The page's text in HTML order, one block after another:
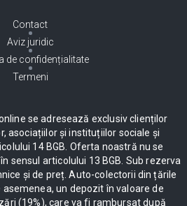
Contact
Aviz juridic
de confidențialitate
Termeni
se adresează exclusiv clienților
asociațiilor și instituțiilor sociale și
14 BGB. Oferta noastră nu se
sensul articolului 13 BGB. Sub rezerva
și de preț. Auto-colectorii din țările
un depozit în valoare de
(19%), care va fi rambursat după